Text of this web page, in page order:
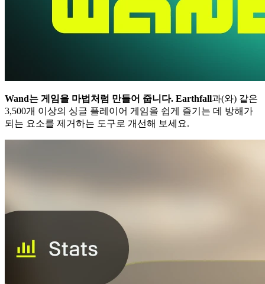
Wand는 게임을 마법처럼 만들어 줍니다. Earthfall과(와) 같은
3,500개 이상의 싱글 플레이어 게임을 쉽게 즐기는 데 방해가
되는 요소를 제거하는 도구로 개선해 보세요.